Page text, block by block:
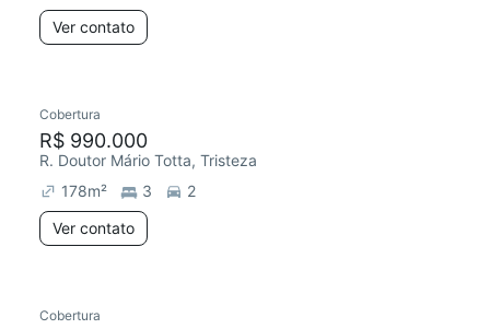
Ver contato
Cobertura
R$ 990.000
R. Doutor Mário Totta, Tristeza
178m² 3
2
Ver contato
Cobertura